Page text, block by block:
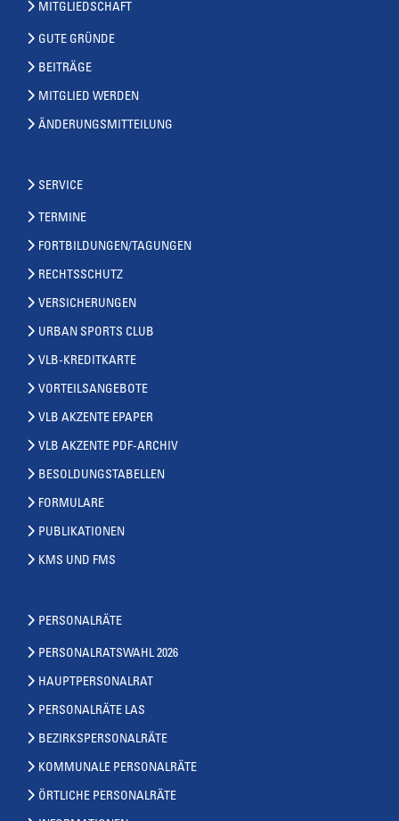
MITGLIEDSCHAFT
GUTE GRÜNDE
BEITRÄGE
MITGLIED WERDEN
ÄNDERUNGSMITTEILUNG
SERVICE
TERMINE
FORTBILDUNGEN/TAGUNGEN
RECHTSSCHUTZ
VERSICHERUNGEN
URBAN SPORTS CLUB
VLB-KREDITKARTE
VORTEILSANGEBOTE
VLB AKZENTE EPAPER
VLB AKZENTE PDF-ARCHIV
BESOLDUNGSTABELLEN
FORMULARE
PUBLIKATIONEN
KMS UND FMS
PERSONALRÄTE
PERSONALRATSWAHL 2026
HAUPTPERSONALRAT
PERSONALRÄTE LAS
BEZIRKSPERSONALRÄTE
KOMMUNALE PERSONALRÄTE
ÖRTLICHE PERSONALRÄTE